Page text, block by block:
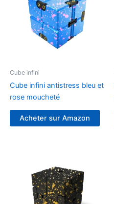
Cube infini
Cube infini antistress bleu et
rose moucheté
Acheter sur Amazon